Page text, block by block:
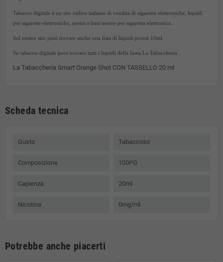
Tabacco digitale è un sito online italiano di vendita di sigarette elettroniche, liquidi
per sigarette elettroniche, aromi e basi neutre per sigaretta elettronica.
Sul nostro sito puoi trovare anche una lista di liquidi pronti 10ml.
Su tabacco digitale puoi trovare tutti i liquidi della linea La Tabaccheria .
La Tabaccheria Smart Orange Shot CON TASSELLO 20 ml
Scheda tecnica
Gusto Tabaccoso
Composizione 100PG
Capienza 20ml
Nicotina 0mg/ml
Potrebbe anche piacerti